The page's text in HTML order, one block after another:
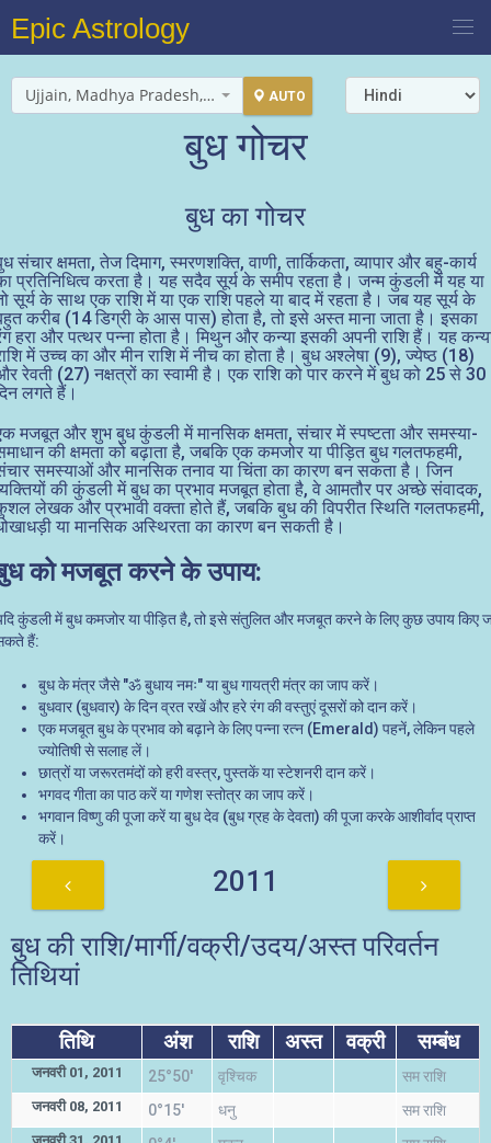
Epic Astrology
Ujjain, Madhya Pradesh, India AUTO
बुध गोचर
बुध का गोचर
संचार क्षमता, तेज दिमाग, स्मरणशक्ति, वाणी, तार्किकता, व्यापार और बहु-कार्य
प्रतिनिधित्व करता है। यह सदैव सूर्य के समीप रहता है। जन्म कुंडली में यह या
सूर्य के साथ एक राशि में या एक राशि पहले या बाद में रहता है। जब यह सूर्य के
करीब (14 डिग्री के आस पास) होता है, तो इसे अस्त माना जाता है। इसका
हरा और पत्थर पन्ना होता है। मिथुन और कन्या इसकी अपनी राशि हैं। यह
में उच्च का और मीन राशि में नीच का होता है। बुध अश्लेषा (9), ज्येष्ठ (18)
रेवती (27) नक्षत्रों का स्वामी है। एक राशि को पार करने में बुध को 25 से 30
लगते हैं।
मजबूत और शुभ बुध कुंडली में मानसिक क्षमता, संचार में स्पष्टता और समस्या-
की क्षमता को बढ़ाता है, जबकि एक कमजोर या पीड़ित बुध गलतफहमी,
समस्याओं और मानसिक तनाव या चिंता का कारण बन सकता है। जिन
की कुंडली में बुध का प्रभाव मजबूत होता है, वे आमतौर पर अच्छे संवादक,
लेखक और प्रभावी वक्ता होते हैं, जबकि बुध की विपरीत स्थिति गलतफहमी,
या मानसिक अस्थिरता का कारण बन सकती है।
को मजबूत करने के उपाय:
कुंडली में बुध कमजोर या पीड़ित है, तो इसे संतुलित और मजबूत करने के लिए कुछ उपाय किए
हैं:
बुध के मंत्र जैसे "ॐ बुधाय नमः" या बुध गायत्री मंत्र का जाप करें।
बुधवार (बुधवार) के दिन व्रत रखें और हरे रंग की वस्तुएं दूसरों को दान करें।
एक मजबूत बुध के प्रभाव को बढ़ाने के लिए पन्ना रत्न (Emerald) पहनें, लेकिन पहले
ज्योतिषी से सलाह लें।
छात्रों या जरूरतमंदों को हरी वस्त्र, पुस्तकें या स्टेशनरी दान करें।
भगवद गीता का पाठ करें या गणेश स्तोत्र का जाप करें।
भगवान विष्णु की पूजा करें या बुध देव (बुध ग्रह के देवता) की पूजा करके आशीर्वाद प्राप्त
करें।
2011
बुध की राशि/मार्गी/वक्री/उदय/अस्त परिवर्तन
तिथियां
तिथि अंश राशि अस्त वक्री सम्बंध
जनवरी 01, 2011 25°50' वृश्चिक सम राशि
जनवरी 08, 2011 0°15' धनु सम राशि